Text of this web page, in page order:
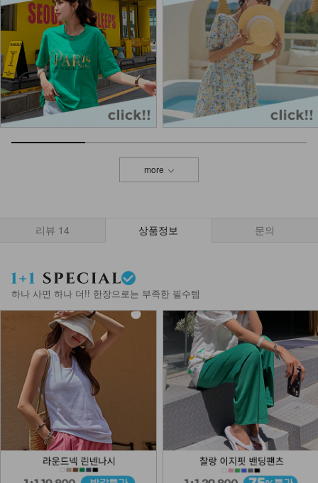
KOA-T-25/삼각 끈나시
11,900
4,900 59%
NKA-T-1/베이직 어깨끈 나시
8,900 3,900 56%
7,900 5,900 25%
DM22-AC-08/컬러 비즈 팔찌
10,900
NKA52-AI-1/모던 라인 포인트 반지
_HJ
7,900
more
리뷰 14 상품정보 문의
하나 사면 하나 더!! 한장으로는 부족한 필수템